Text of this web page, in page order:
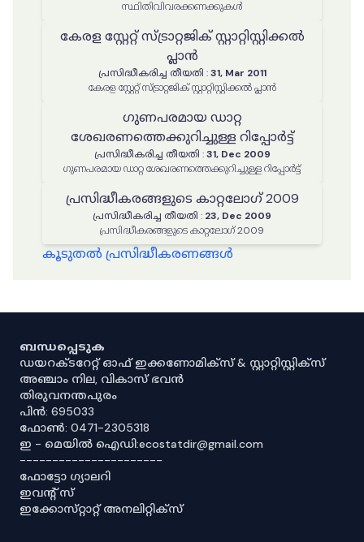
സ്ഥിതിവിവരക്കണക്കുകൾ
കേരള സ്റ്റേറ്റ് സ്ട്രാറ്റജിക് സ്റ്റാറ്റിസ്റ്റിക്കൽ
പ്ലാൻ
പ്രസിദ്ധീകരിച്ച തീയതി : 31, Mar 2011
കേരള സ്റ്റേറ്റ് സ്ട്രാറ്റജിക് സ്റ്റാറ്റിസ്റ്റിക്കൽ പ്ലാൻ
ഗുണപരമായ ഡാറ്റ
ശേഖരണത്തെക്കുറിച്ചുള്ള റിപ്പോർട്ട്
പ്രസിദ്ധീകരിച്ച തീയതി : 31, Dec 2009
ഗുണപരമായ ഡാറ്റ ശേഖരണത്തെക്കുറിച്ചുള്ള റിപ്പോർട്ട്
പ്രസിദ്ധീകരങ്ങളുടെ കാറ്റലോഗ് 2009
പ്രസിദ്ധീകരിച്ച തീയതി : 23, Dec 2009
പ്രസിദ്ധീകരങ്ങളുടെ കാറ്റലോഗ് 2009
കൂടുതൽ പ്രസിദ്ധീകരണങ്ങൾ
ബന്ധപ്പെടുക
ഡയറക്ടറേറ്റ് ഓഫ് ഇക്കണോമിക്സ് & സ്റ്റാറ്റിസ്റ്റിക്സ്
അഞ്ചാം നില, വികാസ് ഭവൻ
തിരുവനന്തപുരം
പിൻ: 695033
ഫോൺ: 0471-2305318
ഇ - മെയിൽ ഐഡി:ecostatdir@gmail.com
----------------------
ഫോട്ടോ ഗ്യാലറി
ഇവൻ്റ് സ്
ഇക്കോസ്‌റ്റാറ്റ് അനലിറ്റിക്‌സ്